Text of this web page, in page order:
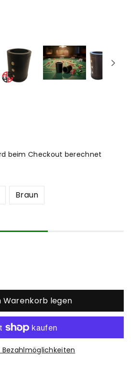
beim Checkout berechnet
Braun
Warenkorb legen